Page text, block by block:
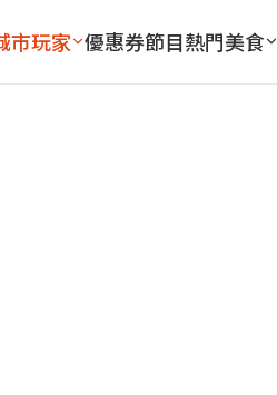
市玩家 優惠券節目熱門美食